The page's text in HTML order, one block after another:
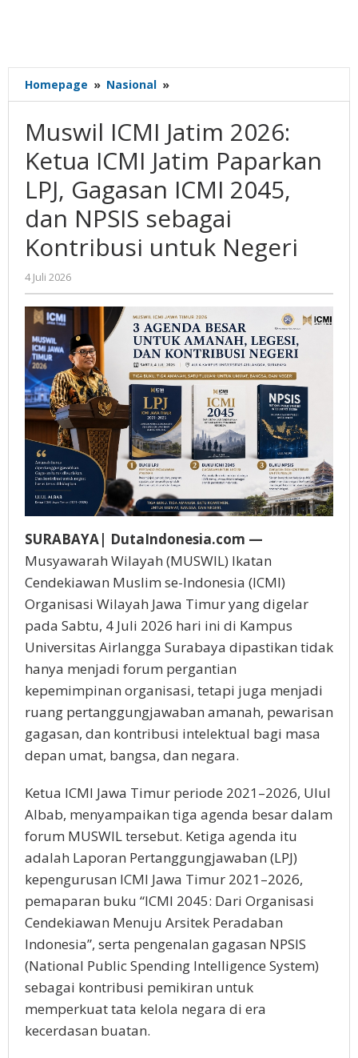
Homepage » Nasional »
ICMI
2026:
Ketua
ICMI
Jatim
Paparkan
LPJ,
Gagasan
ICMI
sebagai
Kontribusi
untuk
Negeri
Muswil ICMI Jatim 2026:
Ketua ICMI Jatim Paparkan
LPJ, Gagasan ICMI 2045,
dan NPSIS sebagai
Kontribusi untuk Negeri
4 Juli 2026
Gatot
Susanto
SURABAYA| DutaIndonesia.com —
Musyawarah Wilayah (MUSWIL) Ikatan
Cendekiawan Muslim se-Indonesia (ICMI)
Organisasi Wilayah Jawa Timur yang digelar
pada Sabtu, 4 Juli 2026 hari ini di Kampus
Universitas Airlangga Surabaya dipastikan tidak
hanya menjadi forum pergantian
kepemimpinan organisasi, tetapi juga menjadi
ruang pertanggungjawaban amanah, pewarisan
gagasan, dan kontribusi intelektual bagi masa
depan umat, bangsa, dan negara.
Ketua ICMI Jawa Timur periode 2021–2026, Ulul
Albab, menyampaikan tiga agenda besar dalam
forum MUSWIL tersebut. Ketiga agenda itu
adalah Laporan Pertanggungjawaban (LPJ)
kepengurusan ICMI Jawa Timur 2021–2026,
pemaparan buku “ICMI 2045: Dari Organisasi
Cendekiawan Menuju Arsitek Peradaban
Indonesia”, serta pengenalan gagasan NPSIS
(National Public Spending Intelligence System)
sebagai kontribusi pemikiran untuk
memperkuat tata kelola negara di era
kecerdasan buatan.